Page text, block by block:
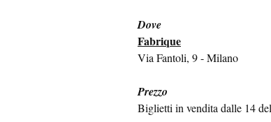
Dove
Fabrique
Via Fantoli, 9 - Milano
Prezzo
Biglietti in vendita dalle 14